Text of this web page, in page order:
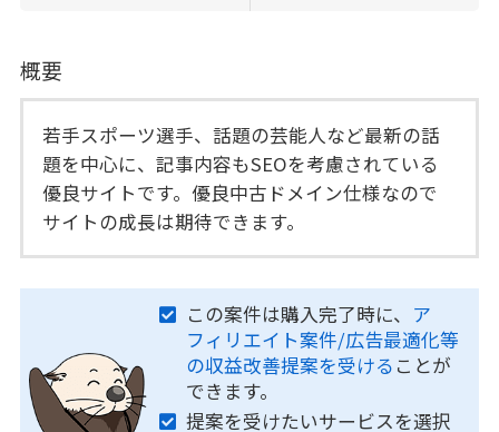
概要
若手スポーツ選手、話題の芸能人など最新の話
題を中心に、記事内容もSEOを考慮されている
優良サイトです。優良中古ドメイン仕様なので
サイトの成長は期待できます。
この案件は購入完了時に、 ア
フィリエイト案件/広告最適化等
の収益改善提案を受ける ことが
できます。
提案を受けたいサービスを選択